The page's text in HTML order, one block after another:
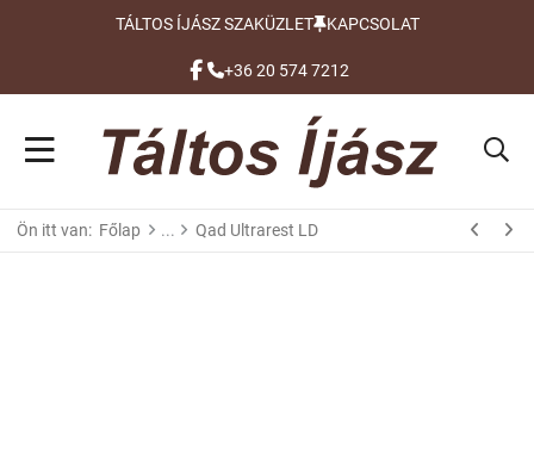
TÁLTOS ÍJÁSZ SZAKÜZLET KAPCSOLAT
FACEBOOK
+36 20 574 7212
Ön itt van: Főlap Qad Ultrarest LD